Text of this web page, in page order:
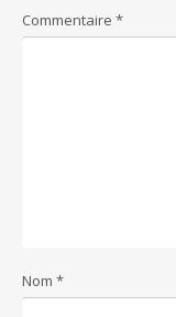
Commentaire *
Nom *